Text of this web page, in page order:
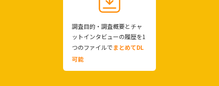
調査目的・調査概要とチャ
ットインタビューの履歴を1
つのファイルでまとめてDL
可能